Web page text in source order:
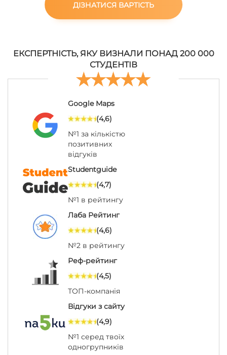
ДІЗНАТИСЯ ВАРТІСТЬ
ЕКСПЕРТНІСТЬ, ЯКУ ВИЗНАЛИ ПОНАД 200 000
СТУДЕНТІВ
Google Maps
(4,6)
№1 за кількістю
позитивних
відгуків
Studentguide
(4,7)
№1 в рейтингу
Лаба Рейтинг
(4,6)
№2 в рейтингу
Реф-рейтинг
(4,5)
ТОП-компанія
Відгуки з сайту
(4,9)
№1 серед твоїх
одногрупників